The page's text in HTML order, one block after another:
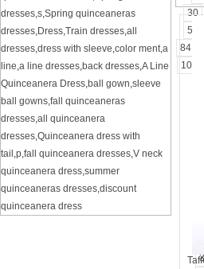
dresses,s,Spring quinceaneras
dresses,Dress,Train dresses,all
dresses,dress with sleeve,color ment,a
line,a line dresses,back dresses,A Line
Quinceanera Dress,ball gown,sleeve
ball gowns,fall quinceaneras
dresses,all quinceanera
dresses,Quinceanera dress with
tail ,p,fall quinceanera dresses,V neck
quinceanera dress,summer
quinceaneras dresses,discount
quinceanera dress
30
57
84
109